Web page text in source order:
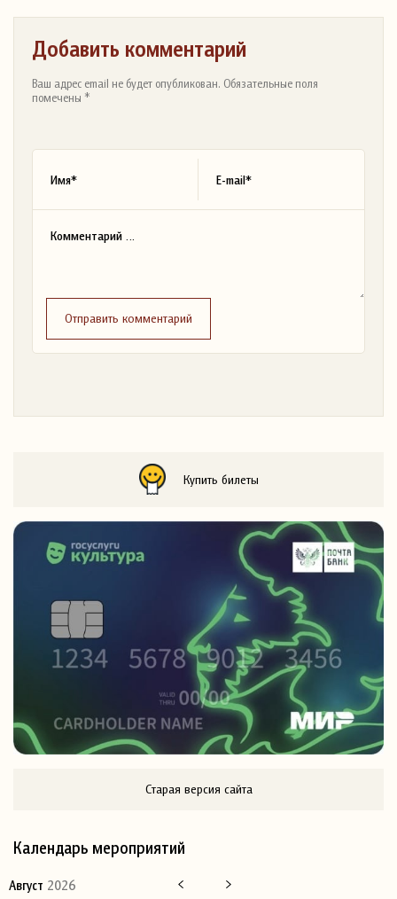
Добавить комментарий
Ваш адрес email не будет опубликован. Обязательные поля
помечены *
Отправить комментарий
Купить билеты
Старая версия сайта
Календарь мероприятий
Август 2026